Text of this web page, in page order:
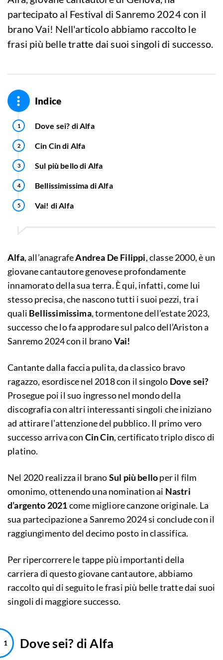
partecipato al Festival di Sanremo 2024 con il
brano Vai! Nell'articolo abbiamo raccolto le
frasi più belle tratte dai suoi singoli di successo.
Indice
Dove sei? di Alfa
Cin Cin di Alfa
Sul più bello di Alfa
Bellissimissima di Alfa
Vai! di Alfa
Alfa, all’anagrafeAndrea De Filippi, classe 2000, è un
giovane cantautore genovese profondamente
innamorato della sua terra. È qui, infatti, come lui
stesso precisa, che nascono tutti i suoi pezzi, tra i
quali Bellissimissima, tormentone dell’estate 2023,
successo che lo fa approdare sul palco dell’Ariston a
Sanremo 2024 con il branoVai!
Cantante dalla faccia pulita, da classico bravo
ragazzo, esordisce nel 2018 con il singolo Dove sei?
Prosegue poi il suo ingresso nel mondo della
discografia con altri interessanti singoli che iniziano
ad attirare l’attenzione del pubblico. Il primo vero
successo arriva con Cin Cin, certificato triplo disco di
platino.
Nel 2020 realizza il branoSul più belloper il film
omonimo, ottenendo una nomination ai Nastri
d’argento 2021come migliore canzone originale. La
sua partecipazione a Sanremo 2024 si conclude con il
raggiungimento del decimo posto in classifica.
Per ripercorrere le tappe più importanti della
carriera di questo giovane cantautore, abbiamo
raccolto qui di seguito le frasi più belle tratte dai suoi
singoli di maggiore successo.
Dove sei? di Alfa